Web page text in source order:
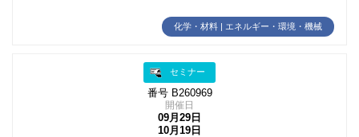
化学・材料 | エネルギー・環境・機械
セミナー
番号 B260969
開催日
09月29日
10月19日